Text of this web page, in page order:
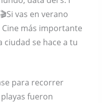
vas en verano
Cine más importante
se hace a tu
para recorrer
fueron